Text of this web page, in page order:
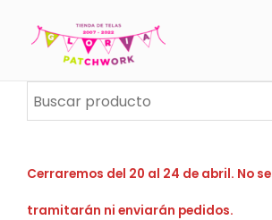
Cerraremos del 20 al 24 de abril. No se
tramitarán ni enviarán pedidos.